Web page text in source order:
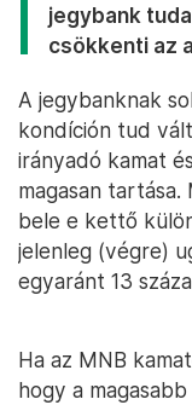
jegybank
csökkenti az
A jegybanknak
kondíción tud
irányadó kamat
magasan
bele e kettő
jelenleg (végre)
egyaránt 13
Ha az MNB
hogy a